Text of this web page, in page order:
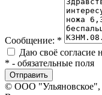
Сообщение: *
Даю своё согласие
* - обязательные поля
© ООО "Ульяновское",